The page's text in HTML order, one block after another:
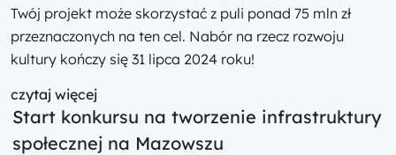
Twój projekt może skorzystać z puli ponad 75 mln zł
przeznaczonych na ten cel. Nabór na rzecz rozwoju
kultury kończy się 31 lipca 2024 roku!
czytaj więcej
Start konkursu na tworzenie infrastruktury
społecznej na Mazowszu